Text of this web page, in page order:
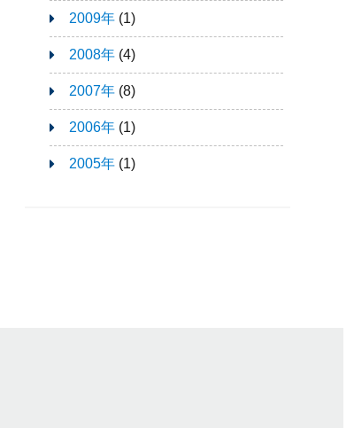
2009年 (1)
2008年 (4)
2007年 (8)
2006年 (1)
2005年 (1)